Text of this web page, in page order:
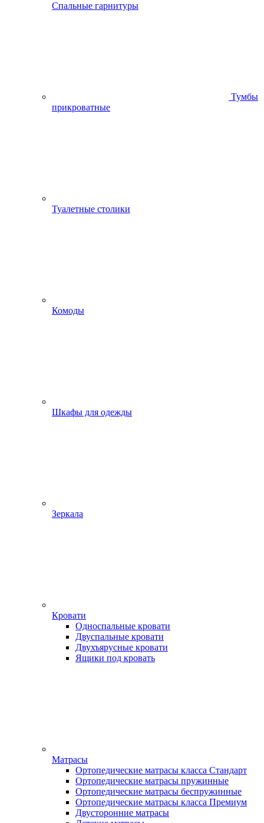
Спальные гарнитуры
Тумбы
прикроватные
Туалетные столики
Комоды
Шкафы для одежды
Зеркала
Кровати
Односпальные кровати
Двуспальные кровати
Двухъярусные кровати
Ящики под кровать
Матрасы
Ортопедические матрасы класса Стандарт
Ортопедические матрасы пружинные
Ортопедические матрасы беспружинные
Ортопедические матрасы класса Премиум
Двусторонние матрасы